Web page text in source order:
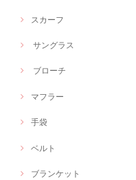
スカーフ
サングラス
ブローチ
マフラー
手袋
ベルト
ブランケット